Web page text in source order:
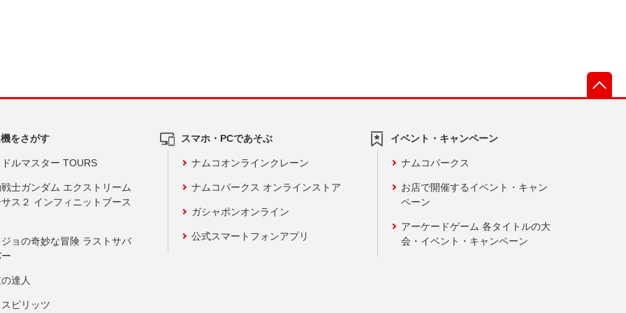
をさがす
ルマスター TOURS
士ガンダム エクストリーム
ス２ インフィニットブース
ョの奇妙な冒険 ラストサバ
達人
ピリッツ
スマホ・PCであそぶ
ナムコオンラインクレーン
ナムコパークス オンラインストア
ガシャポンオンライン
公式スマートフォンアプリ
イベント・キャンペーン
ナムコパークス
お店で開催するイベント・キャン
ペーン
アーケードゲーム 各タイトルの大
会・イベント・キャンペーン